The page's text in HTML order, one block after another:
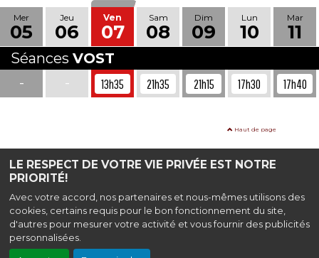
LE RESPECT DE VOTRE VIE PRIVÉE EST NOTRE
PRIORITÉ!
Avec votre accord, nos partenaires et nous-mêmes utilisons des
cookies, certains requis pour le bon fonctionnement du site,
d'autres pour mesurer votre activité et vous fournir des publicités
personnalisées.
Mer
05
Jeu
06
Ven
07
Sam
08
Dim
09
Lun
10
Mar
11
Séances VOST
-
- 13h35 21h35 21h15 17h30 17h40
Haut de page
Guide du Spectateur